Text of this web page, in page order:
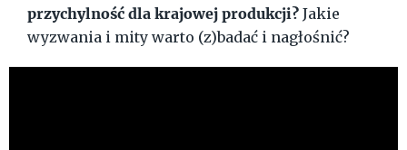
przychylność dla krajowej produkcji? Jakie
wyzwania i mity warto (z)badać i nagłośnić?